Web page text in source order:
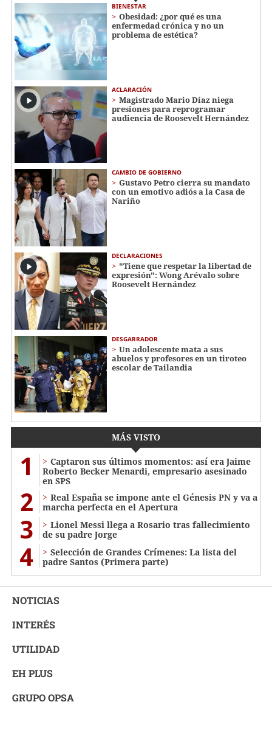
BIENESTAR
Obesidad: ¿por qué es una
enfermedad crónica y no un
problema de estética?
ACLARACIÓN
Magistrado Mario Díaz niega
presiones para reprogramar
audiencia de Roosevelt Hernández
CAMBIO DE GOBIERNO
Gustavo Petro cierra su mandato
con un emotivo adiós a la Casa de
Nariño
DECLARACIONES
"Tiene que respetar la libertad de
expresión": Wong Arévalo sobre
Roosevelt Hernández
DESGARRADOR
Un adolescente mata a sus
abuelos y profesores en un tiroteo
escolar de Tailandia
MÁS VISTO
1
Captaron sus últimos momentos: así era Jaime
Roberto Becker Menardi​​​, empresario asesinado
en SPS
2
Real España se impone ante el Génesis PN y va a
marcha perfecta en el Apertura
3
Lionel Messi llega a Rosario tras fallecimiento
de su padre Jorge
4
Selección de Grandes Crímenes: La lista del
padre Santos (Primera parte)
NOTICIAS
INTERÉS
UTILIDAD
EH PLUS
GRUPO OPSA